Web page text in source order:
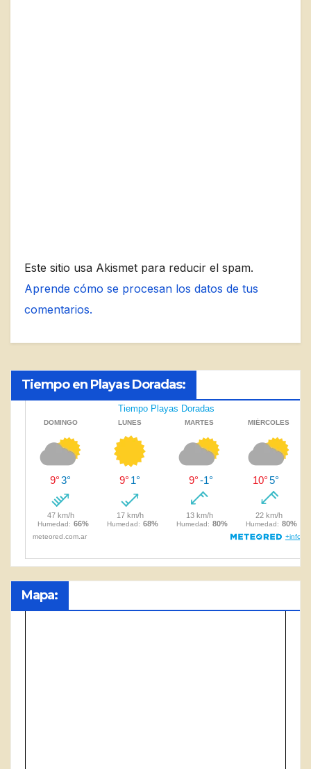
Este sitio usa Akismet para reducir el spam.
Aprende cómo se procesan los datos de tus
comentarios.
Tiempo en Playas Doradas:
Mapa: